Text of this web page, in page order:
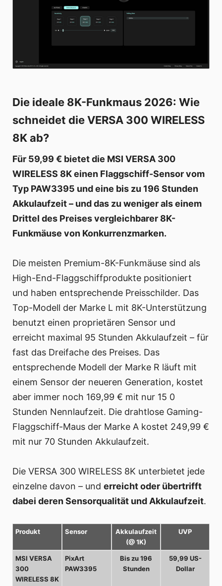
Die ideale 8K-Funkmaus 2026: Wie
schneidet die VERSA 300 WIRELESS
8K ab?
Für 59,99 € bietet die MSI VERSA 300
WIRELESS 8K einen Flaggschiff-Sensor vom
Typ PAW3395 und eine bis zu 196 Stunden
Akkulaufzeit – und das zu weniger als einem
Drittel des Preises vergleichbarer 8K-
Funkmäuse von Konkurrenzmarken.
Die meisten Premium-8K-Funkmäuse sind als
High-End-Flaggschiffprodukte positioniert
und haben entsprechende Preisschilder. Das
Top-Modell der Marke L mit 8K-Unterstützung
benutzt einen proprietären Sensor und
erreicht maximal 95 Stunden Akkulaufzeit – für
fast das Dreifache des Preises. Das
entsprechende Modell der Marke R läuft mit
einem Sensor der neueren Generation, kostet
aber immer noch 169,99 € mit nur 15 0
Stunden Nennlaufzeit. Die drahtlose Gaming-
Flaggschiff-Maus der Marke A kostet 249,99 €
mit nur 70 Stunden Akkulaufzeit.
Die VERSA 300 WIRELESS 8K unterbietet jede
einzelne davon – und erreicht oder übertrifft
dabei deren Sensorqualität und Akkulaufzeit.
Produkt Sensor
Akkulaufzeit
(@ 1K)
UVP
MSI VERSA
300
WIRELESS 8K
PixArt
PAW3395
Bis zu 196
Stunden
59,99 US-
Dollar